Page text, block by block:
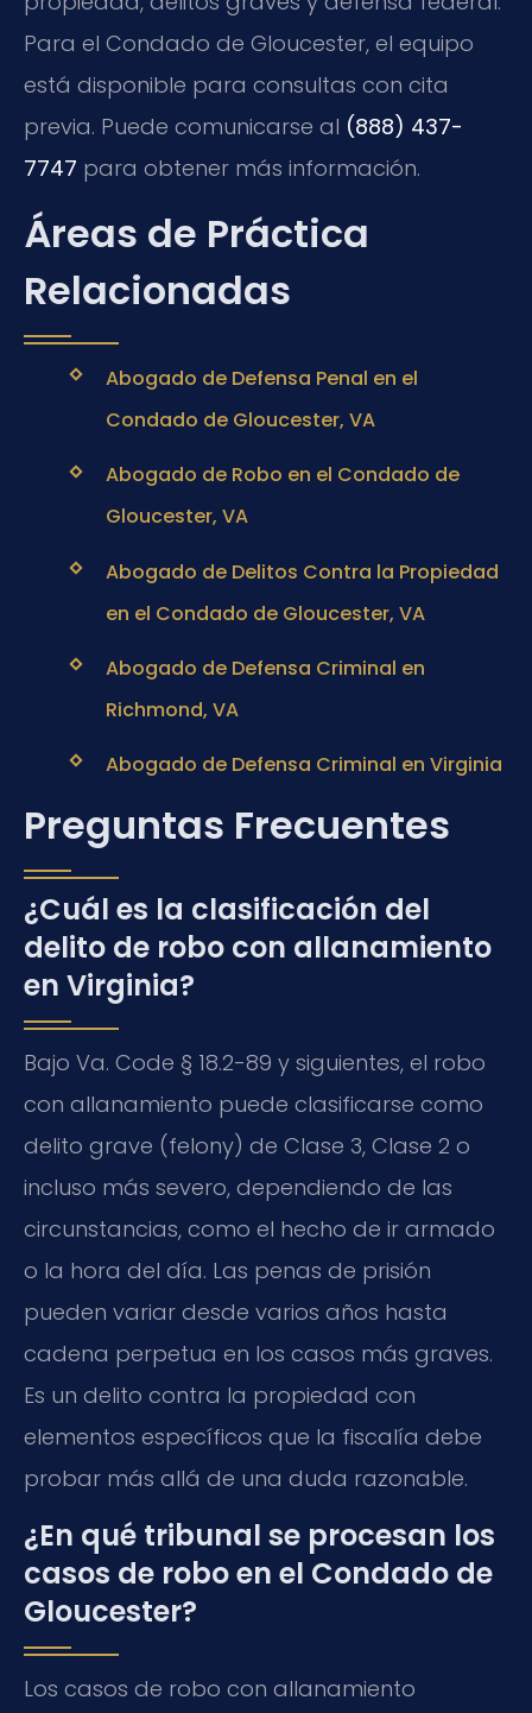
Para el Condado de Gloucester, el equipo
está disponible para consultas con cita
previa. Puede comunicarse al (888) 437-
7747 para obtener más información.
Áreas de Práctica
Relacionadas
Abogado de Defensa Penal en el
Condado de Gloucester, VA
Abogado de Robo en el Condado de
Gloucester, VA
Abogado de Delitos Contra la Propiedad
en el Condado de Gloucester, VA
Abogado de Defensa Criminal en
Richmond, VA
Abogado de Defensa Criminal en Virginia
Preguntas Frecuentes
¿Cuál es la clasificación del
delito de robo con allanamiento
en Virginia?
Bajo Va. Code § 18.2-89 y siguientes, el robo
con allanamiento puede clasificarse como
delito grave (felony) de Clase 3, Clase 2 o
incluso más severo, dependiendo de las
circunstancias, como el hecho de ir armado
o la hora del día. Las penas de prisión
pueden variar desde varios años hasta
cadena perpetua en los casos más graves.
Es un delito contra la propiedad con
elementos específicos que la fiscalía debe
probar más allá de una duda razonable.
¿En qué tribunal se procesan los
casos de robo en el Condado de
Gloucester?
Los casos de robo con allanamiento